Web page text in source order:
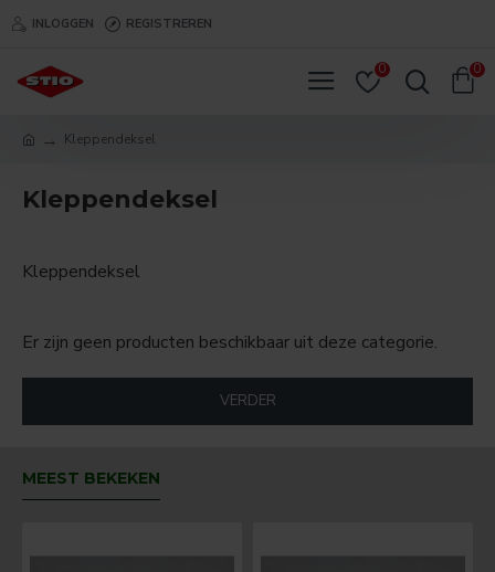
INLOGGEN REGISTREREN
0 0
Kleppendeksel
Kleppendeksel
Kleppendeksel
Er zijn geen producten beschikbaar uit deze categorie.
VERDER
MEEST BEKEKEN